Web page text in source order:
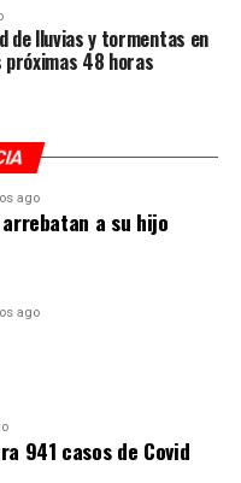
de lluvias y tormentas en
48 horas
ago
a su hijo
ago
941 casos de Covid